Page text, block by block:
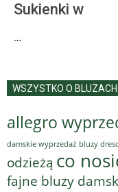
Sukienki w
…
WSZYSTKO O BLUZACH
allegro
damskie wyprzedaż bluzy
odzieżą co
fajne bluzy